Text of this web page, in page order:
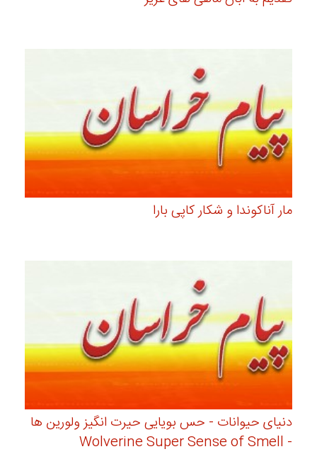
مار آناكوندا و شكار كاپی بارا
دنیای حیوانات - حس بویایی حیرت انگیز ولورین ها
- Wolverine Super Sense of Smell